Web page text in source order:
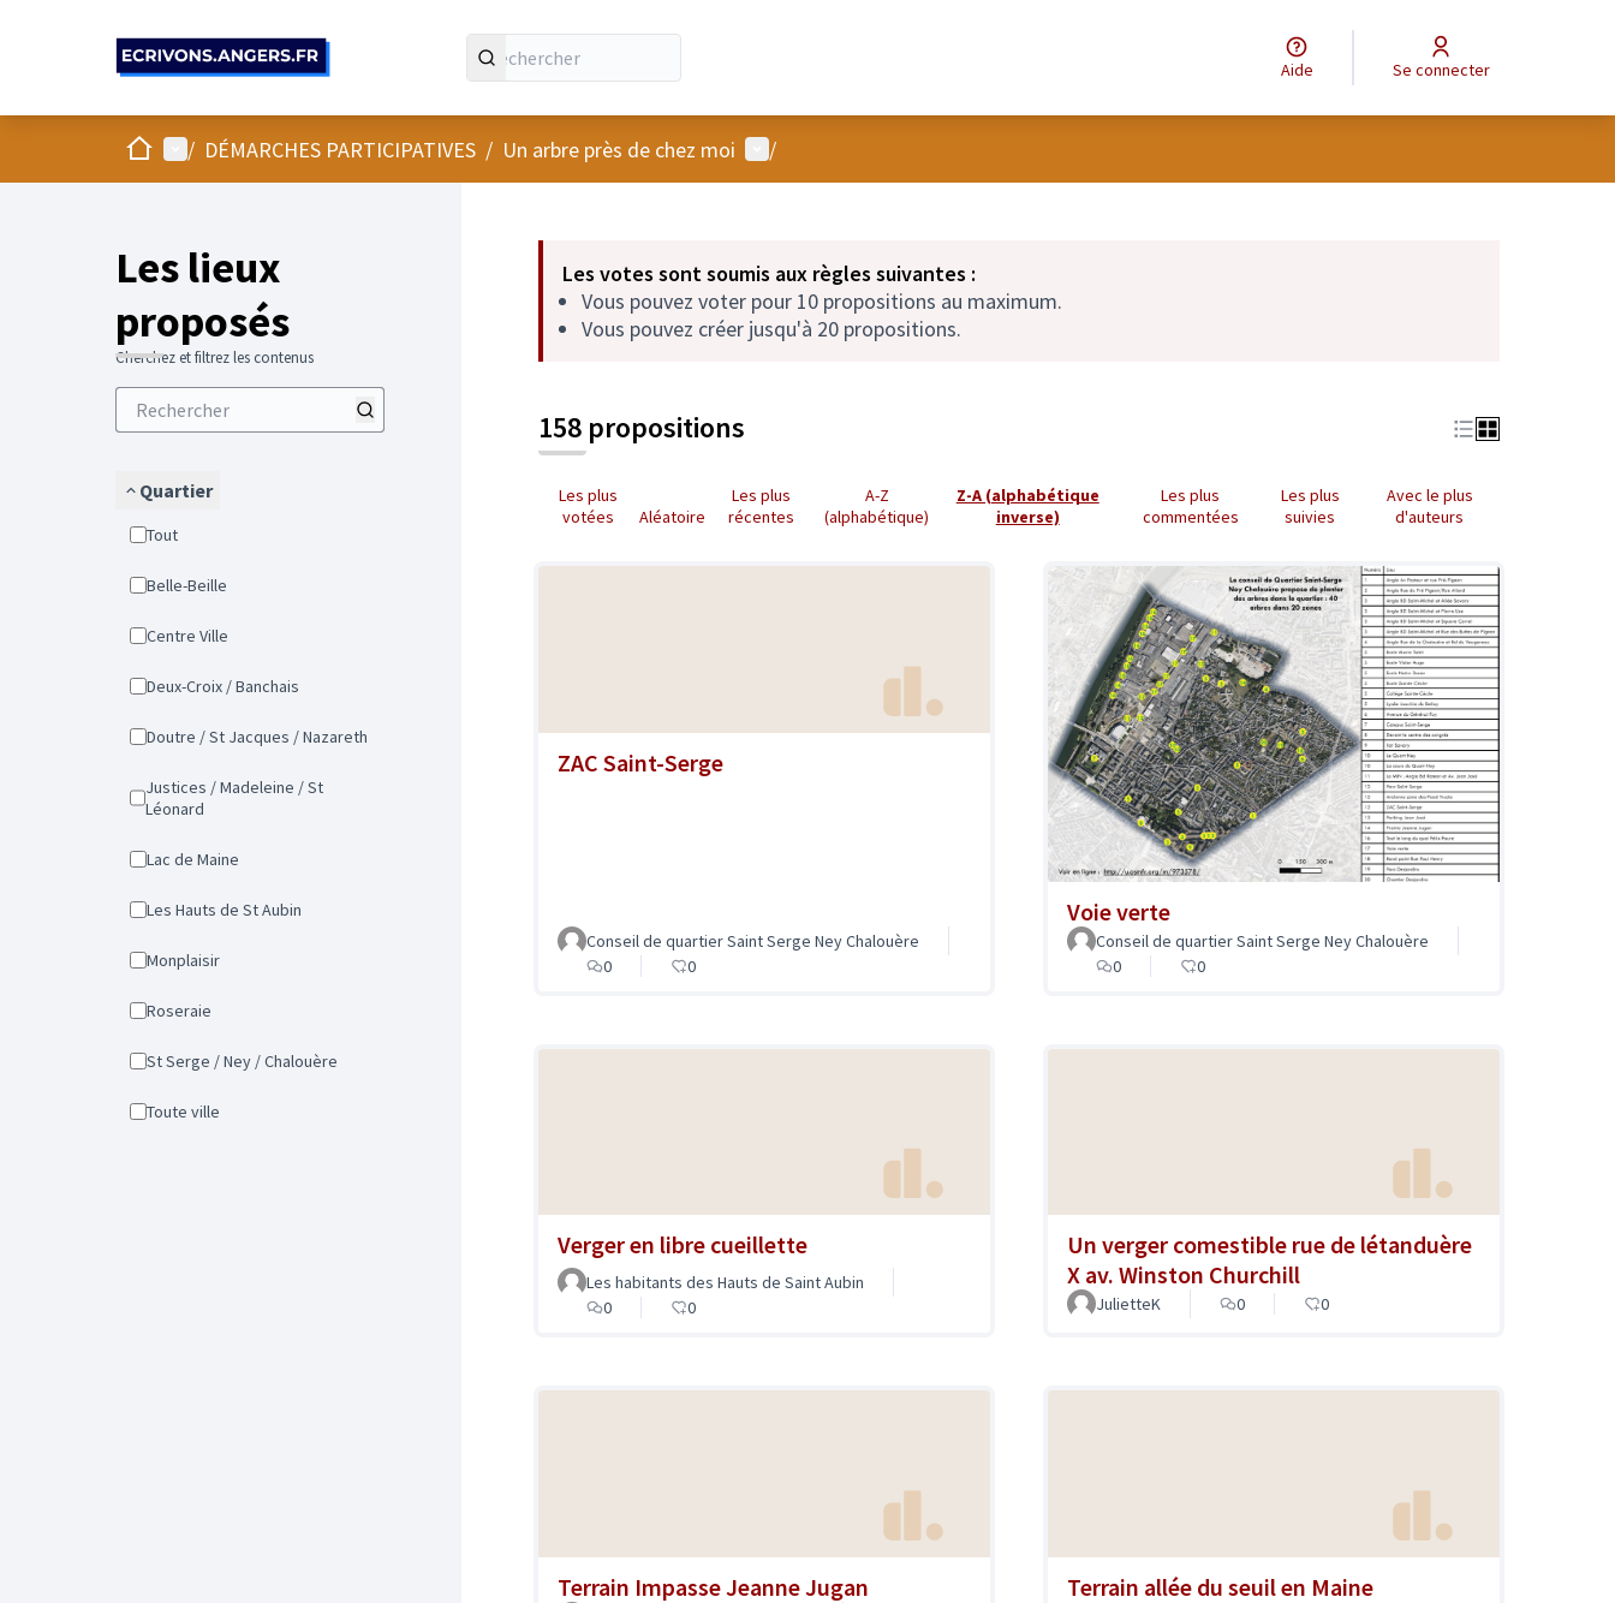
Aide Se connecter
AccueilMenu principal
/ DÉMARCHES PARTICIPATIVES / Un arbre près de chez moi Menu utilisateur
/
Les lieux
proposés
Cherchez et filtrez les contenus
Quartier
Tout
Belle-Beille
Centre Ville
Deux-Croix / Banchais
Doutre / St Jacques / Nazareth
Justices / Madeleine / St
Léonard
Lac de Maine
Les Hauts de St Aubin
Monplaisir
Roseraie
St Serge / Ney / Chalouère
Toute ville
Les votes sont soumis aux règles suivantes :
Vous pouvez voter pour 10 propositions au maximum.
Vous pouvez créer jusqu'à 20 propositions.
158 propositions
Les plus
votées
Aléatoire
Les plus
récentes
A-Z
(alphabétique)
Z-A (alphabétique
inverse)
Les plus
commentées
Les plus
suivies
Avec le plus
d'auteurs
ZAC Saint-Serge
Conseil de quartier Saint Serge Ney Chalouère
0
0
Voie verte
Conseil de quartier Saint Serge Ney Chalouère
0
0
Verger en libre cueillette
Les habitants des Hauts de Saint Aubin
0
0
Un verger comestible rue de létanduère
X av. Winston Churchill
JulietteK 0 0
Terrain Impasse Jeanne Jugan Terrain allée du seuil en Maine